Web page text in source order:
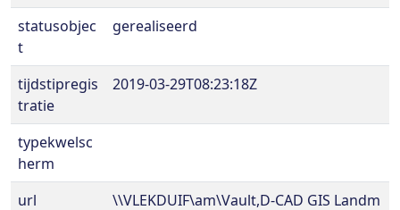
statusobjec
t
gerealiseerd
tijdstipregis
tratie
2019-03-29T08:23:18Z
typekwelsc
herm
url
\\VLEKDUIF\am\Vault,D-CAD GIS Landm